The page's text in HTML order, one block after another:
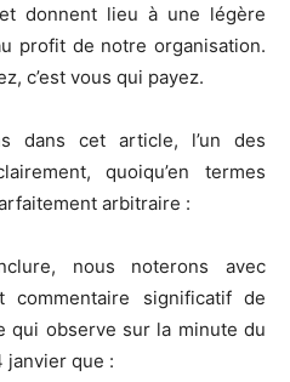
donnent lieu à une légère
profit de notre organisation.
c’est vous qui payez.
dans cet article, l’un des
quoiqu’en termes
arbitraire :
nous noterons avec
significatif de
qui observe sur la minute du
janvier que :